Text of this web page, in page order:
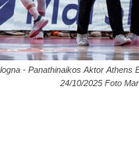
- Panathinaikos Aktor Athens
24/10/2025 Foto